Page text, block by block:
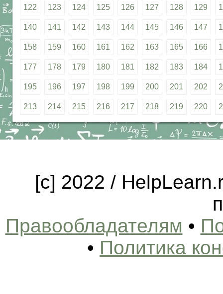
122 123 124 125 126 127 128 129
140 141 142 143 144 145 146 147
158 159 160 161 162 163 165 166
177 178 179 180 181 182 183 184
195 196 197 198 199 200 201 202
213 214 215 216 217 218 219 220
[c] 2022 /
Правообладателям •
• Политика